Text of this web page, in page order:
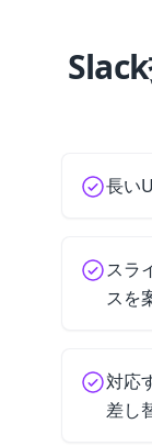
長い
スラ
スを
対応
差し